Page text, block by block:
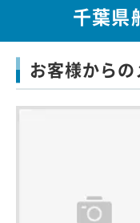
千葉
お客様から